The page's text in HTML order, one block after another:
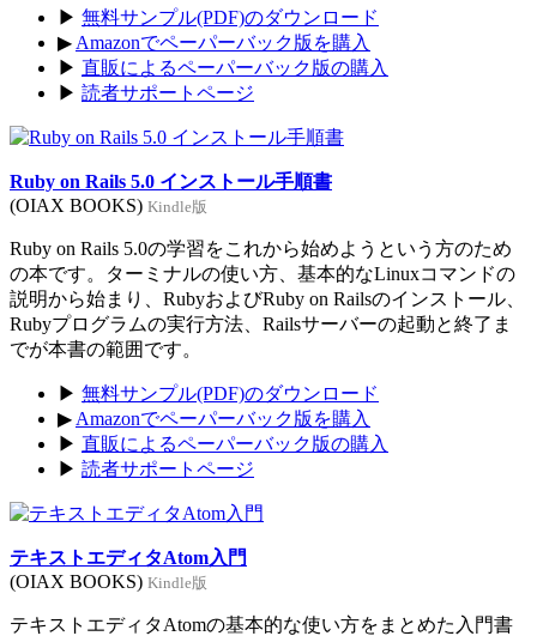
▶ 無料サンプル(PDF)のダウンロード
▶ Amazonでペーパーバック版を購入
▶ 直販によるペーパーバック版の購入
▶ 読者サポートページ
Ruby on Rails 5.0 インストール手順書
(OIAX BOOKS) Kindle版
Ruby on Rails 5.0の学習をこれから始めようという方のため
の本です。ターミナルの使い方、基本的なLinuxコマンドの
説明から始まり、RubyおよびRuby on Railsのインストール、
Rubyプログラムの実行方法、Railsサーバーの起動と終了ま
でが本書の範囲です。
▶ 無料サンプル(PDF)のダウンロード
▶ Amazonでペーパーバック版を購入
▶ 直販によるペーパーバック版の購入
▶ 読者サポートページ
テキストエディタAtom入門
(OIAX BOOKS) Kindle版
テキストエディタAtomの基本的な使い方をまとめた入門書